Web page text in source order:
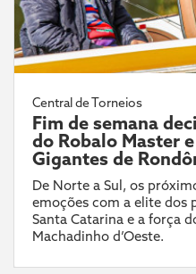
Central de Torneios
Fim de semana
do Robalo Master
Gigantes de
De Norte a Sul, os
emoções com a elite dos
Santa Catarina e a força
Machadinho d’Oeste.